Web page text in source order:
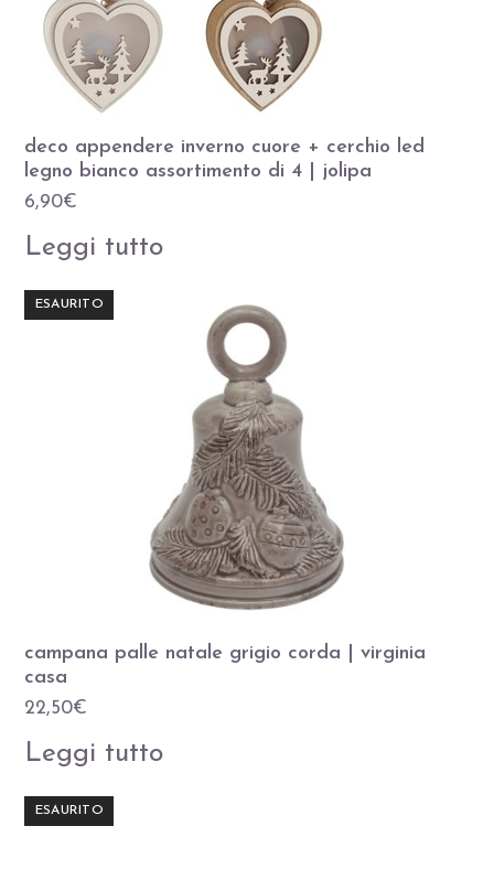
deco appendere inverno cuore + cerchio led
legno bianco assortimento di 4 | jolipa
6,90€
Leggi tutto
ESAURITO
campana palle natale grigio corda | virginia
casa
22,50€
Leggi tutto
ESAURITO